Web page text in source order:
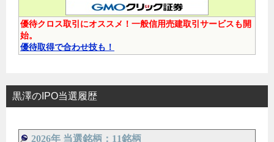
優待クロス取引にオススメ！一般信用売建取引サービスも開
始。
優待取得で合わせ技も！
黒澤のIPO当選履歴
2026年 当選銘柄：11銘柄